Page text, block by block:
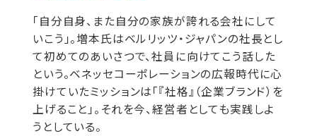
「自分自身、また自分の家族が誇れる会社にして
いこう」。増本氏はベルリッツ・ジャパンの社長とし
て初めてのあいさつで、社員に向けてこう話した
という。ベネッセコーポレーションの広報時代に心
掛けていたミッションは「『社格』（企業ブランド）を
上げること」。それを今、経営者としても実践しよ
うとしている。